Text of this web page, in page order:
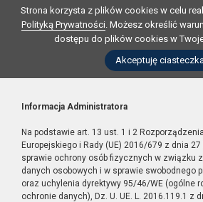
Strona korzysta z plików cookies w celu
Polityką Prywatności. Możesz określić
dostępu do plików cookies w
Akceptuję
Informacja Administratora
Na podstawie art. 13 ust. 1 i 2
Europejskiego i Rady (UE) 2016/679 z dnia
sprawie ochrony osób fizycznych w związku
danych osobowych i w sprawie swobodnego
oraz uchylenia dyrektywy 95/46/WE (ogólne
ochronie danych), Dz. U. UE. L. 2016.119.1 z